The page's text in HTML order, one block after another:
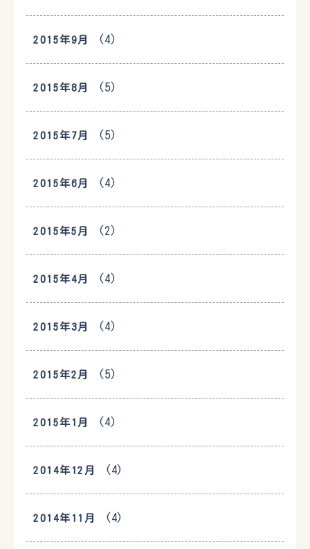
2015年9月 (4)
2015年8月 (5)
2015年7月 (5)
2015年6月 (4)
2015年5月 (2)
2015年4月 (4)
2015年3月 (4)
2015年2月 (5)
2015年1月 (4)
2014年12月 (4)
2014年11月 (4)